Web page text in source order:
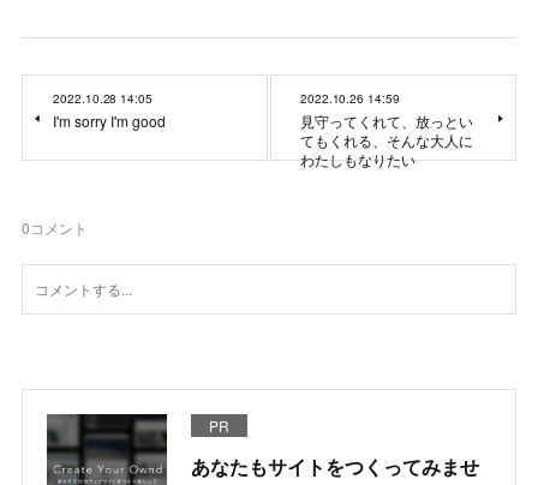
2022.10.28 14:05
I'm sorry I'm good
2022.10.26 14:59
見守ってくれて、放っとい
てもくれる、そんな大人に
わたしもなりたい
0コメント
PR
あなたもサイトをつくってみませ